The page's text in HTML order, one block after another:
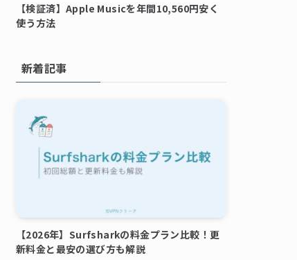
【検証済】Apple Musicを年間10,560円安く
使う方法
新着記事
【2026年】Surfsharkの料金プラン比較！更
新料金と最安の選び方も解説